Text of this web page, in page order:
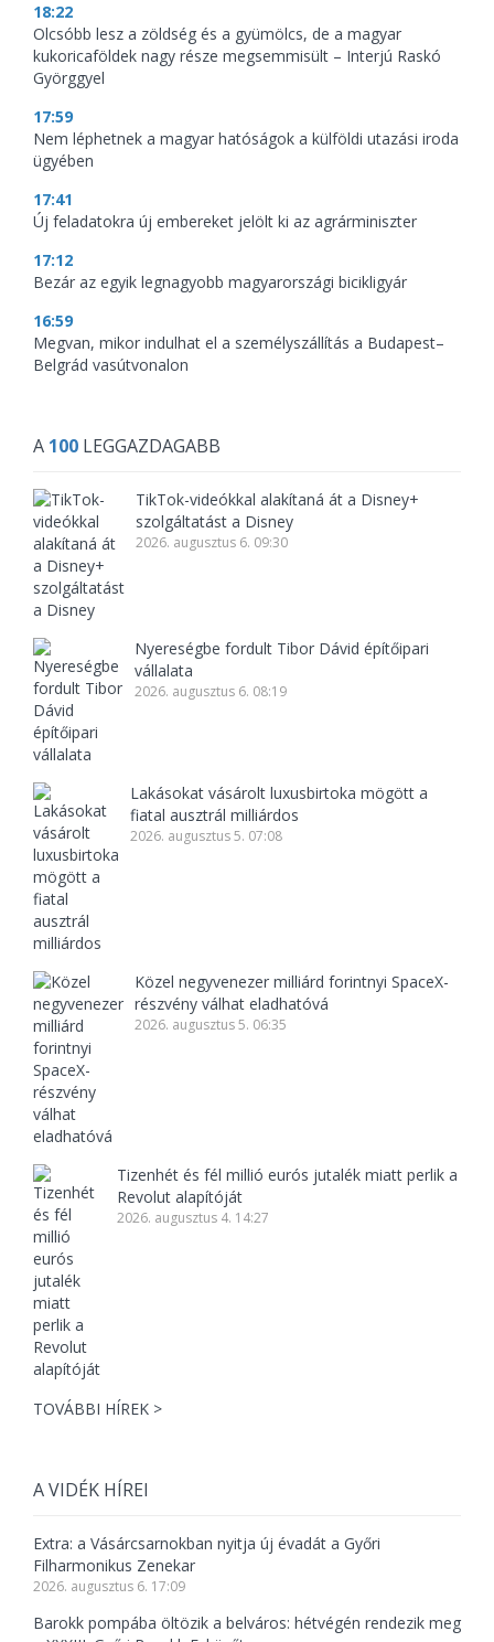
18:22
Olcsóbb lesz a zöldség és a gyümölcs, de a magyar
kukoricaföldek nagy része megsemmisült – Interjú Raskó
Györggyel
17:59
Nem léphetnek a magyar hatóságok a külföldi utazási iroda
ügyében
17:41
Új feladatokra új embereket jelölt ki az agrárminiszter
17:12
Bezár az egyik legnagyobb magyarországi bicikligyár
16:59
Megvan, mikor indulhat el a személyszállítás a Budapest–
Belgrád vasútvonalon
A 100 LEGGAZDAGABB
TikTok-videókkal alakítaná át a Disney+
szolgáltatást a Disney
2026. augusztus 6. 09:30
Nyereségbe fordult Tibor Dávid építőipari
vállalata
2026. augusztus 6. 08:19
Lakásokat vásárolt luxusbirtoka mögött a
fiatal ausztrál milliárdos
2026. augusztus 5. 07:08
Közel negyvenezer milliárd forintnyi SpaceX-
részvény válhat eladhatóvá
2026. augusztus 5. 06:35
Tizenhét és fél millió eurós jutalék miatt perlik a
Revolut alapítóját
2026. augusztus 4. 14:27
TOVÁBBI HÍREK >
A VIDÉK HÍREI
Extra: a Vásárcsarnokban nyitja új évadát a Győri
Filharmonikus Zenekar
2026. augusztus 6. 17:09
Barokk pompába öltözik a belváros: hétvégén rendezik meg